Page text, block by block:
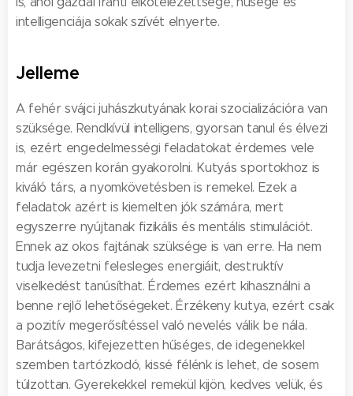
intelligenciája sokak szívét elnyerte.
Jelleme
A fehér svájci juhászkutyának korai szocializációra van
szüksége. Rendkívül intelligens, gyorsan tanul és élvezi
is, ezért engedelmességi feladatokat érdemes vele
már egészen korán gyakorolni. Kutyás sportokhoz is
kiváló társ, a nyomkövetésben is remekel. Ezek a
feladatok azért is kiemelten jók számára, mert
egyszerre nyújtanak fizikális és mentális stimulációt.
Ennek az okos fajtának szüksége is van erre. Ha nem
tudja levezetni felesleges energiáit, destruktív
viselkedést tanúsíthat. Érdemes ezért kihasználni a
benne rejlő lehetőségeket. Érzékeny kutya, ezért csak
a pozitív megerősítéssel való nevelés válik be nála.
Barátságos, kifejezetten hűséges, de idegenekkel
szemben tartózkodó, kissé félénk is lehet, de sosem
túlzottan. Gyerekekkel remekül kijön, kedves velük, és